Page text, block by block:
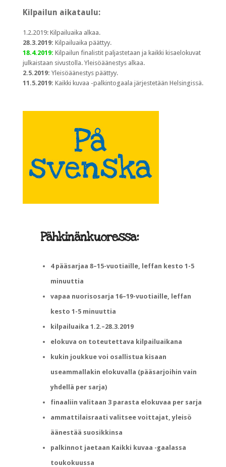
Kilpailun aikataulu:
1.2.2019: Kilpailuaika alkaa.
28.3.2019: Kilpailuaika päättyy.
18.4.2019: Kilpailun finalistit paljastetaan ja kaikki kisaelokuvat
julkaistaan sivustolla. Yleisöäänestys alkaa.
2.5.2019: Yleisöäänestys päättyy.
11.5.2019: Kaikki kuvaa -palkintogaala järjestetään Helsingissä.
Pähkinänkuoressa:
4 pääsarjaa 8–15-vuotiaille, leffan kesto 1-5
minuuttia
vapaa nuorisosarja 16–19-vuotiaille, leffan
kesto 1-5 minuuttia
kilpailuaika 1.2.–28.3.2019
elokuva on toteutettava kilpailuaikana
kukin joukkue voi osallistua kisaan
useammallakin elokuvalla (pääsarjoihin vain
yhdellä per sarja)
finaaliin valitaan 3 parasta elokuvaa per sarja
ammattilaisraati valitsee voittajat, yleisö
äänestää suosikkinsa
palkinnot jaetaan Kaikki kuvaa -gaalassa
toukokuussa